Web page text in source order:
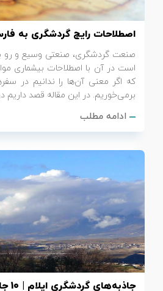
اصطلاحات رایج گردشگری به
صنعت گردشگری، صنعتی وسیع و
است در آن با اصطلاحات بیشماری
که اگر معنی آن‌ها را ندانیم در
برمی‌خوریم. در این مقاله قصد داریم
ادامه مطلب